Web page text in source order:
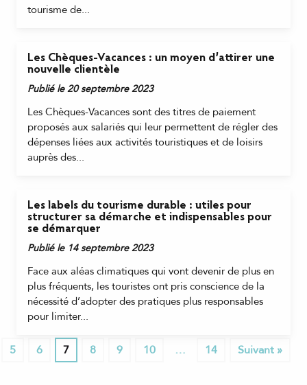
tourisme de...
Les Chèques-Vacances : un moyen d’attirer une
nouvelle clientèle
Publié le 20 septembre 2023
Les Chèques-Vacances sont des titres de paiement
proposés aux salariés qui leur permettent de régler des
dépenses liées aux activités touristiques et de loisirs
auprès des...
Les labels du tourisme durable : utiles pour
structurer sa démarche et indispensables pour
se démarquer
Publié le 14 septembre 2023
Face aux aléas climatiques qui vont devenir de plus en
plus fréquents, les touristes ont pris conscience de la
nécessité d’adopter des pratiques plus responsables
pour limiter...
5 6 7 8 9 10 … 14 Suivant »